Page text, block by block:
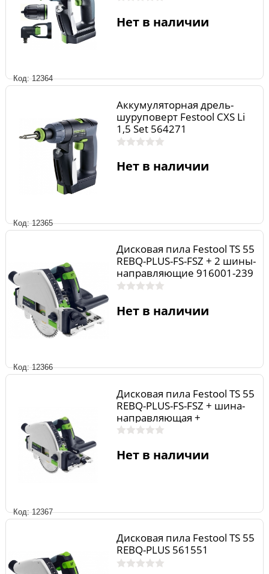
Код: 12364
Нет в наличии
Код: 12365
Аккумуляторная дрель-
шуруповерт Festool CXS Li
1,5 Set 564271
Нет в наличии
Код: 12366
Дисковая пила Festool TS 55
REBQ-PLUS-FS-FSZ + 2 шины-
направляющие 916001-239
Нет в наличии
Код: 12367
Дисковая пила Festool TS 55
REBQ-PLUS-FS-FSZ + шина-
направляющая +
струбцины 916001-237
Нет в наличии
Дисковая пила Festool TS 55
REBQ-PLUS 561551